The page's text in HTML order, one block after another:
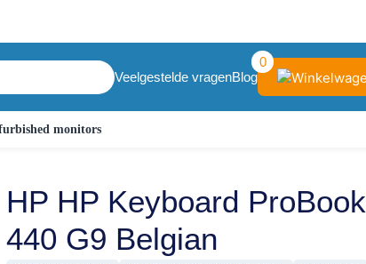
Veelgestelde vragenBlog
0
monitors
HP HP Keyboard ProBook
440 G9 Belgian